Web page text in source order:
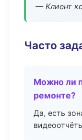
— Клиент
Часто
Можно ли
ремонте?
Да, есть